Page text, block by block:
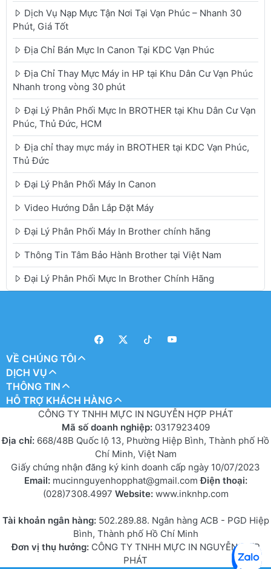
Dịch Vụ Nạp Mực Tận Nơi Tại Vạn Phúc – Nhanh 30
Phút, Giá Tốt
Địa Chỉ Bán Mực In Canon Tại KDC Vạn Phúc
Địa Chỉ Thay Mực Máy in HP tại Khu Dân Cư Vạn Phúc
Nhanh trong vòng 30 phút
Đại Lý Phân Phối Mực In BROTHER tại Khu Dân Cư Vạn
Phúc, Thủ Đức, HCM
Địa chỉ thay mực máy in BROTHER tại KDC Vạn Phúc,
Thủ Đức
Đại Lý Phân Phối Máy In Canon
Video Hướng Dẫn Lắp Đặt Máy
Đại Lý Phân Phối Máy In Brother chính hãng
Thông Tin Tâm Bảo Hành Brother tại Việt Nam
Đại Lý Phân Phối Mực In Brother Chính Hãng
VỀ CHÚNG TÔI
DỊCH VỤ
THÔNG TIN
HỖ TRỢ KHÁCH HÀNG
CÔNG TY TNHH MỰC IN NGUYỄN HỢP PHÁT
Mã số doanh nghiệp: 0317923409
Địa chỉ: 668/48B Quốc lộ 13, Phường Hiệp Bình, Thành phố Hồ
Chí Minh, Việt Nam
Giấy chứng nhận đăng ký kinh doanh cấp ngày 10/07/2023
Email: mucinnguyenhopphat@gmail.comĐiện thoại:
(028)7308.4997 Website: www.inknhp.com
Tài khoản ngân hàng: 502.289.88. Ngân hàng ACB - PGD Hiệp
Bình, Thành phố Hồ Chí Minh
Đơn vị thụ hưởng:CÔNG TY TNHH MỰC IN NGUYỄN HỢP
PHÁT